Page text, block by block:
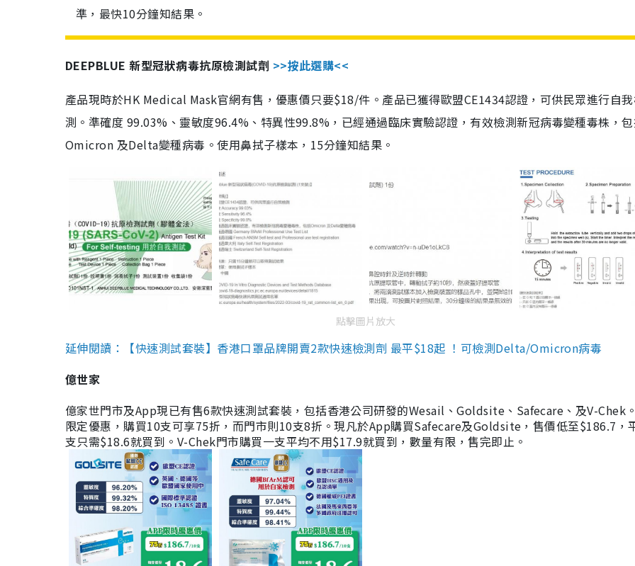
準，最快10分鐘知結果。
DEEPBLUE 新型冠狀病毒抗原檢測試劑 >>按此選購<<
產品現時於HK Medical Mask官網有售，優惠價只要$18/件。產品已獲得歐盟CE1434認證，可供民眾進行自
測。準確度 99.03%、靈敏度96.4%、特異性99.8%，已經通過臨床實驗認證，有效檢測新冠病毒變種毒株，
Omicron 及Delta變種病毒。使用鼻拭子樣本，15分鐘知結果。
點擊圖片放大
延伸閱讀：【快速測試套裝】香港口罩品牌開賣2款快速檢測劑 最平$18起 ！可檢測Delta/Omicron病毒
億世家
億家世門市及App現已有售6款快速測試套裝，包括香港公司研發的Wesail、Goldsite、Safecare、及V-Chek
限定優惠，購買10支可享75折，而門市則10支8折。現凡於App購買Safecare及Goldsite，售價低至$186.7，
支只需$18.6就買到。V-Chek門市購買一支平均不用$17.9就買到，數量有限，售完即止。